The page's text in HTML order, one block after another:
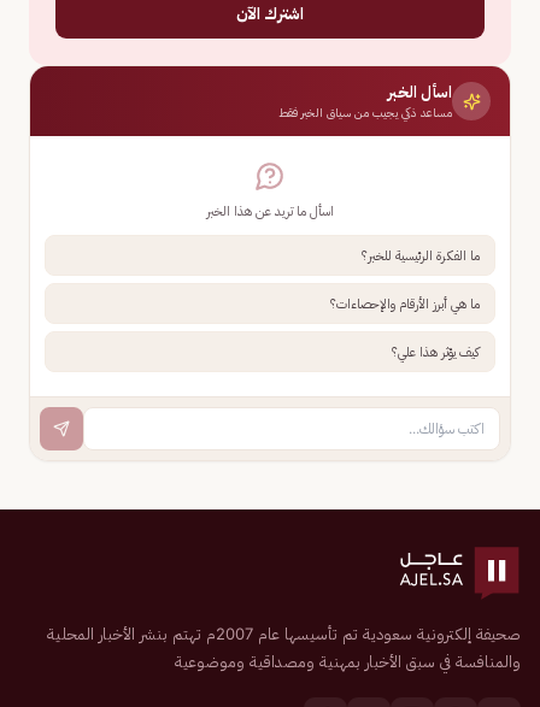
اشترك الآن
اسأل الخبر
مساعد ذكي يجيب من سياق الخبر فقط
اسأل ما تريد عن هذا الخبر
ما الفكرة الرئيسية للخبر؟
ما هي أبرز الأرقام والإحصاءات؟
كيف يؤثر هذا علي؟
صحيفة إلكترونية سعودية تم تأسيسها عام 2007م تهتم بنشر الأخبار المحلية
والمنافسة في سبق الأخبار بمهنية ومصداقية وموضوعية